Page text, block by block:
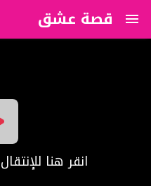
قصة عشق
?>
انقر هنا